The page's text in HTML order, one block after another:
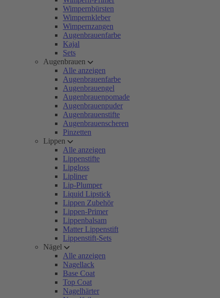
Wimpernbürsten
Wimpernkleber
Wimpernzangen
Augenbrauenfarbe
Kajal
Sets
Augenbrauen
Alle anzeigen
Augenbrauenfarbe
Augenbrauengel
Augenbrauenpomade
Augenbrauenpuder
Augenbrauenstifte
Augenbrauenscheren
Pinzetten
Lippen
Alle anzeigen
Lippenstifte
Lipgloss
Lipliner
Lip-Plumper
Liquid Lipstick
Lippen Zubehör
Lippen-Primer
Lippenbalsam
Matter Lippenstift
Lippenstift-Sets
Nägel
Alle anzeigen
Nagellack
Base Coat
Top Coat
Nagelhärter